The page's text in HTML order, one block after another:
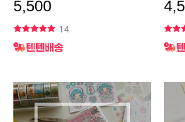
5,500
14